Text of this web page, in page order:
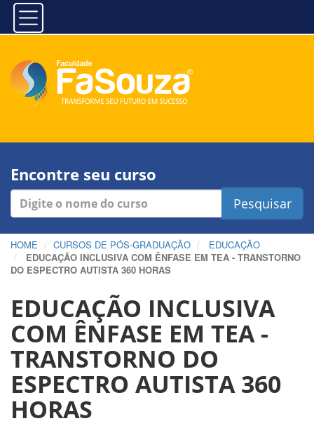
Encontre seu curso
Pesquisar
HOME CURSOS DE PÓS-GRADUAÇÃO
EDUCAÇÃO
EDUCAÇÃO INCLUSIVA COM ÊNFASE EM TEA - TRANSTORNO
DO ESPECTRO AUTISTA 360 HORAS
EDUCAÇÃO INCLUSIVA
COM ÊNFASE EM TEA -
TRANSTORNO DO
ESPECTRO AUTISTA 360
HORAS